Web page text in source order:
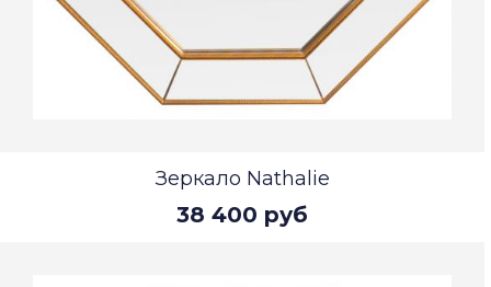
Зеркало Nathalie
38 400 руб